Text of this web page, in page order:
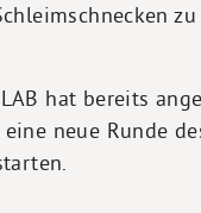
hat bereits
neue Runde